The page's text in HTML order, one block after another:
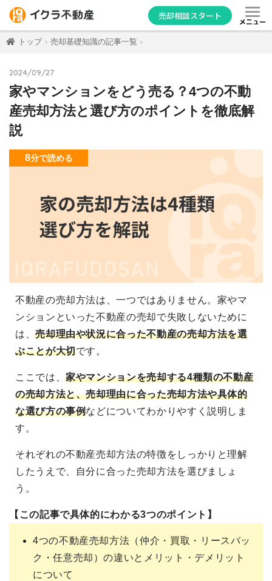
売却相談スタート
メニュー
トップ 売却基礎知識の記事一覧
2024/09/27
家やマンションをどう売る？4つの不動
産売却方法と選び方のポイントを徹底解
説
8分で読める
不動産の売却方法は、一つではありません。家やマ
ンションといった不動産の売却で失敗しないために
は、売却理由や状況に合った不動産の売却方法を選
ぶことが大切です。
ここでは、家やマンションを売却する4種類の不動産
の売却方法と、売却理由に合った売却方法や具体的
な選び方の事例などについてわかりやすく説明しま
す。
それぞれの不動産売却方法の特徴をしっかりと理解
したうえで、自分に合った売却方法を選びましょ
う。
【この記事で具体的にわかる3つのポイント】
4つの不動産売却方法（仲介・買取・リースバッ
ク・任意売却）の違いとメリット・デメリット
について